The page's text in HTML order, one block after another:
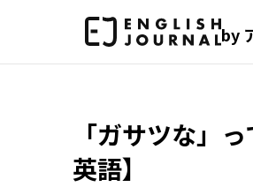
by
「ガサツな」
英語】